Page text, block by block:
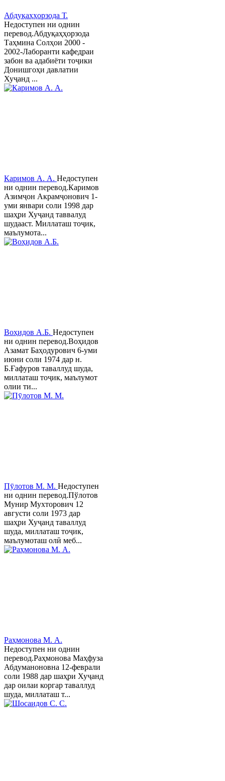
Абдуқаҳҳорзода Т.
Недоступен ни однин
перевод.Абдуқаҳҳорзода
Таҳмина Солҳои 2000 -
2002-Лаборанти кафедраи
забон ва адабиёти тоҷики
Донишгоҳи давлатии
Хуҷанд ...
Каримов А. А. Недоступен
ни однин перевод.Каримов
Азимҷон Акрамҷонович 1-
уми январи соли 1998 дар
шаҳри Хуҷанд таввалуд
шудааст. Миллаташ тоҷик,
маълумота...
Воҳидов А.Б. Недоступен
ни однин перевод.Воҳидов
Азамат Баҳодурович 6-уми
июни соли 1974 дар н.
Б.Ғафуров таваллуд шуда,
миллаташ тоҷик, маълумот
олии ти...
Пӯлотов М. М. Недоступен
ни однин перевод.Пўлотов
Мунир Мухторович 12
августи соли 1973 дар
шаҳри Хуҷанд таваллуд
шуда, миллаташ тоҷик,
маълумоташ олӣ меб...
Раҳмонова М. А.
Недоступен ни однин
перевод.Раҳмонова Маҳфуза
Абдуманоновна 12-феврали
соли 1988 дар шаҳри Хуҷанд
дар оилаи коргар таваллуд
шуда, миллаташ т...